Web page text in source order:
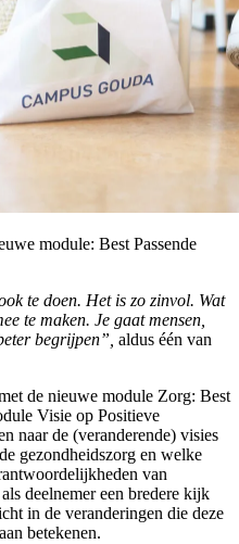
module: Best Passende
te doen. Het is zo zinvol. Wat
te maken. Je gaat mensen,
begrijpen”, aldus één van
de nieuwe module Zorg: Best
Visie op Positieve
naar de (veranderende) visies
gezondheidszorg en welke
van
deelnemer een bredere kijk
in de veranderingen die deze
betekenen.